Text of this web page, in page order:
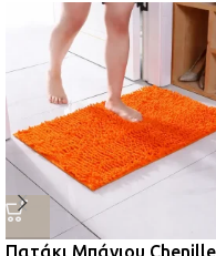
Πατάκι Μπάνιου Chenille